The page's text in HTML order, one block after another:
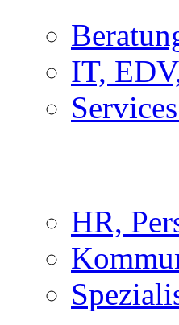
IT,
HR,